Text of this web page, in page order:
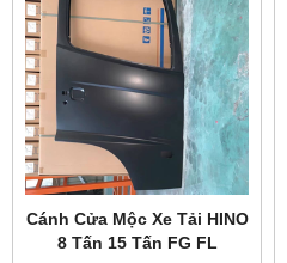
Cánh Cửa Mộc Xe Tải HINO
8 Tấn 15 Tấn FG FL